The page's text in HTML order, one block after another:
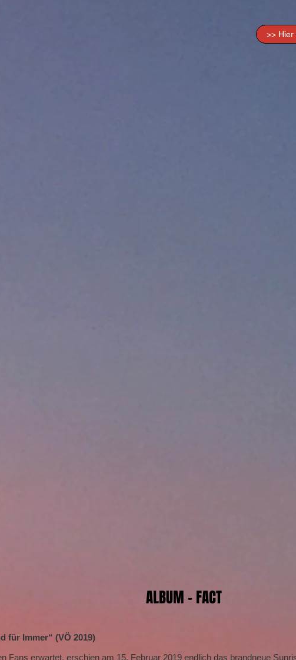
>> Hier
ALBUM - FACT
für Immer“ (VÖ 2019)
Fans erwartet, erschien am 15. Februar 2019 endlich das brandneue